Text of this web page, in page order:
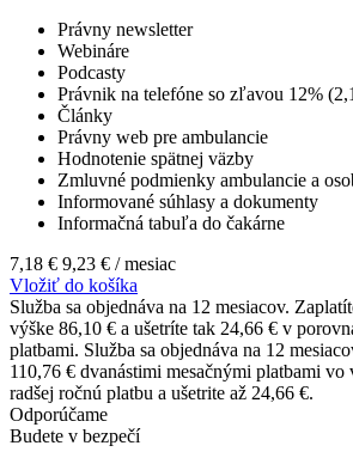
Právny newsletter
Webináre
Podcasty
Právnik na telefóne so zľavou 12%
Články
Právny web pre ambulancie
Hodnotenie spätnej väzby
Zmluvné podmienky ambulancie a
Informované súhlasy a dokumenty
Informačná tabuľa do čakárne
7,18 € 9,23 € / mesiac
Vložiť do košíka
Služba sa objednáva na 12 mesiacov.
výške 86,10 € a ušetríte tak 24,66 € v
platbami. Služba sa objednáva na 12
110,76 € dvanástimi mesačnými platbami
radšej ročnú platbu a ušetrite až 24,66 €.
Odporúčame
Budete v bezpečí